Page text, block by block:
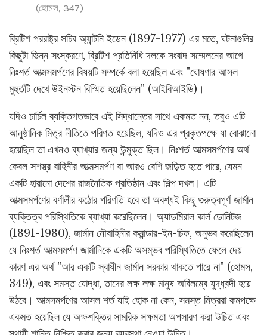
(হোমস, 347)
ব্রিটিশ পররাষ্ট্র সচিব অ্যান্টনি ইডেন (1897-1977) এর মতে, ঘটনাগুলির
কিছুটা ভিন্ন সংস্করণে, ব্রিটিশ প্রতিনিধি দলকে সংবাদ সম্মেলনের আগে
নিঃশর্ত আত্মসমর্পণের বিষয়টি সম্পর্কে বলা হয়েছিল এবং "ঘোষণার আসল
মুহুর্তটি দেখে উইনস্টন বিস্মিত হয়েছিলেন" (আইবিআইডি)।
যদিও চার্চিল ব্যক্তিগতভাবে এই সিদ্ধান্তের সাথে একমত নন, তবুও এটি
আনুষ্ঠানিক মিত্র নীতিতে পরিণত হয়েছিল, যদিও এর প্রকৃতপক্ষে যা বোঝানো
হয়েছিল তা এখনও ব্যাখ্যার জন্য উন্মুক্ত ছিল। নিঃশর্ত আত্মসমর্পণের অর্থ
কেবল সশস্ত্র বাহিনীর আত্মসমর্পণ বা আরও বেশি জড়িত হতে পারে, যেমন
একটি হারানো দেশের রাজনৈতিক প্রতিষ্ঠান এবং শিল্প দখল। এটি
আত্মসমর্পণের বর্ণালীর কঠোর পরিণতি হবে তা অবশ্যই কিছু গুরুত্বপূর্ণ জার্মান
ব্যক্তিত্ব পরিস্থিতিকে ব্যাখ্যা করেছিলেন। অ্যাডমিরাল কার্ল ডোনিটজ
(1891-1980), জার্মান নৌবাহিনীর কমান্ডার-ইন-চিফ, অনুভব করেছিলেন
যে নিঃশর্ত আত্মসমর্পণ জার্মানিকে একটি অসম্ভব পরিস্থিতিতে ফেলে দেয়
কারণ এর অর্থ "আর একটি স্বাধীন জার্মান সরকার থাকতে পারে না" (হোমস,
349), এবং সমস্ত যোদ্ধা, তাদের লক্ষ লক্ষ মানুষ অবিলম্বে যুদ্ধবন্দী হয়ে
উঠবে। আত্মসমর্পণের আসল শর্ত যাই হোক না কেন, সমস্ত মিত্ররা কমপক্ষে
একমত হয়েছিল যে অক্ষশক্তির সামরিক সক্ষমতা অপসারণ করা উচিত এবং